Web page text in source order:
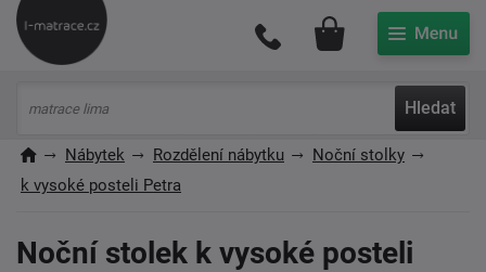
Hledat
Můj účet
Nábytek Rozdělení nábytku
Noční stolky
k vysoké posteli Petra
Noční stolek k vysoké posteli